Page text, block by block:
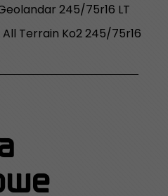
245/75r16 LT
Terrain Ko2 245/75r16